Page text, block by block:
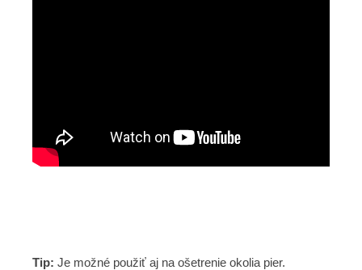
Tip: Je možné použiť aj na ošetrenie okolia pier.